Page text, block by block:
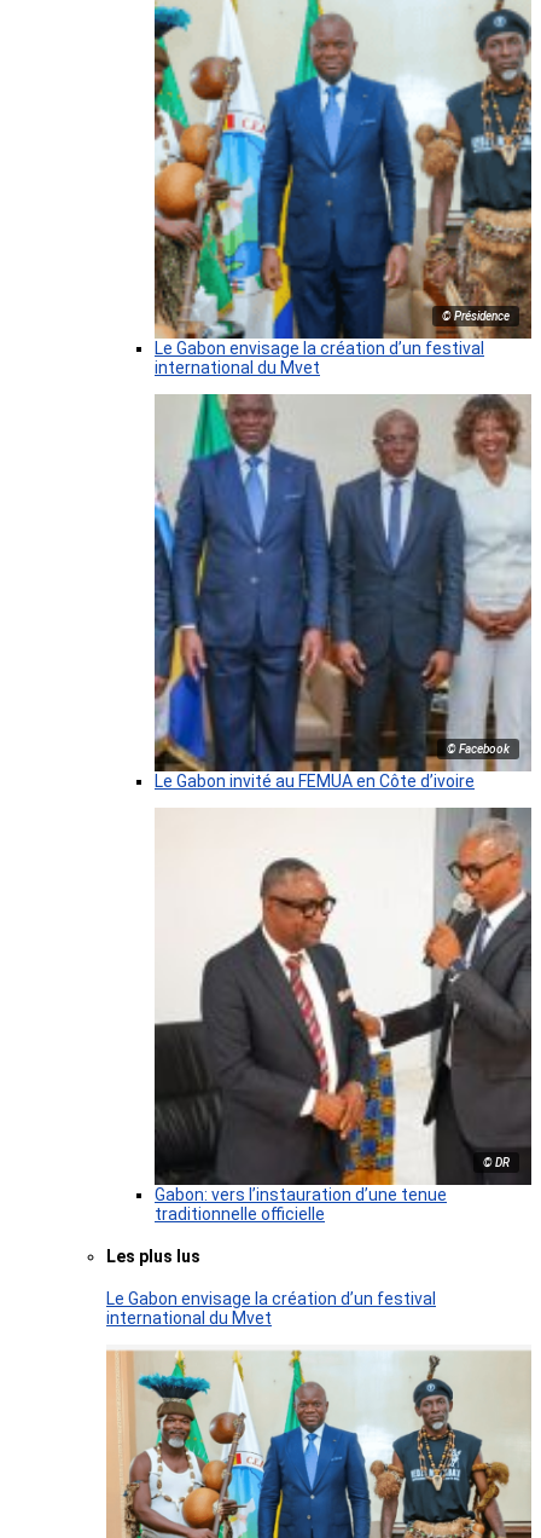
© Présidence
Le Gabon envisage la création d’un festival
international du Mvet
© Facebook
Le Gabon invité au FEMUA en Côte d’ivoire
© DR
Gabon: vers l’instauration d’une tenue
traditionnelle officielle
Les plus lus
Le Gabon envisage la création d’un festival
international du Mvet